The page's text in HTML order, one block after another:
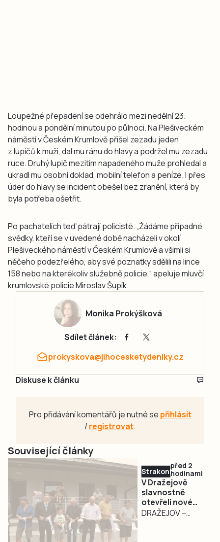
Loupežné přepadení se odehrálo mezi nedělní 23.
hodinou a pondělní minutou po půlnoci. Na Plešiveckém
náměstí v Českém Krumlově přišel zezadu jeden
z lupičů k muži, dal mu ránu do hlavy a podržel mu zezadu
ruce. Druhý lupič mezitím napadeného muže prohledal a
ukradl mu osobní doklad, mobilní telefon a peníze. I přes
úder do hlavy se incident obešel bez zranění, která by
byla potřeba ošetřit.
Po pachatelích teď pátrají policisté. „Žádáme případné
svědky, kteří se v uvedené době nacházeli v okolí
Plešiveckého náměstí v Českém Krumlově a všimli si
něčeho podezřelého, aby své poznatky sdělili na lince
158 nebo na kterékoliv služebně policie,“ apeluje mluvčí
krumlovské policie Miroslav Šupík.
Monika Prokýšková
Sdílet článek:
prokyskova@jihocesketydeniky.cz
Diskuse k článku
Pro přidávání komentářů je nutné se přihlásit
/registrovat.
Související články
Strakonicko
před 2
hodinami
V Dražejově
slavnostně
otevřeli nové
fotbalové
DRAŽEJOV –